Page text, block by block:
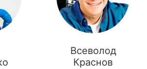
Всеволод
Краснов